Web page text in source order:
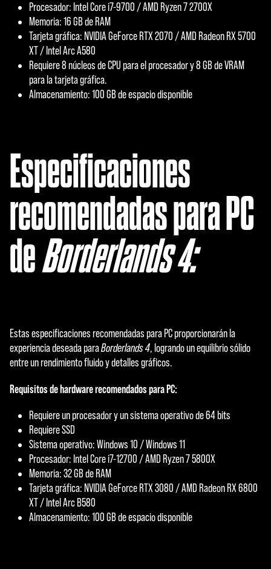
Procesador: Intel Core i7-9700 / AMD Ryzen 7 2700X
Memoria: 16 GB de RAM
Tarjeta gráfica: NVIDIA GeForce RTX 2070 / AMD Radeon RX 5700
XT / Intel Arc A580
Requiere 8 núcleos de CPU para el procesador y 8 GB de VRAM
para la tarjeta gráfica.
Almacenamiento: 100 GB de espacio disponible
Especificaciones
recomendadas para PC
deBorderlands 4:
Estas especificaciones recomendadas para PC proporcionarán la
experiencia deseada paraBorderlands 4, logrando un equilibrio sólido
entre un rendimiento fluido y detalles gráficos.
Requisitos de hardware recomendados para PC:
Requiere un procesador y un sistema operativo de 64 bits
Requiere SSD
Sistema operativo: Windows 10 / Windows 11
Procesador: Intel Core i7-12700 / AMD Ryzen 7 5800X
Memoria: 32 GB de RAM
Tarjeta gráfica: NVIDIA GeForce RTX 3080 / AMD Radeon RX 6800
XT / Intel Arc B580
Almacenamiento: 100 GB de espacio disponible